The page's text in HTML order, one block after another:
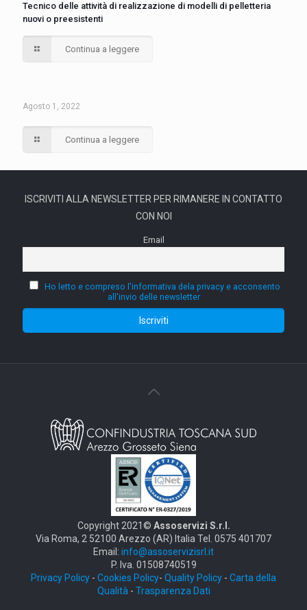
Tecnico delle attività di realizzazione di modelli di pelletteria
nuovi o preesistenti
Continua a leggere
Agosto 1, 2022
Continua a leggere
ISCRIVITI ALLA NEWSLETTER PER RIMANERE IN CONTATTO
CON NOI
Email
Ho letto e compreso l'informativa dela privacy e acconsento
all'invio delle newsletter
Copyright 2021© Assoservizi S.r.l.
Via Roma, 2 52100 Arezzo (AR) Italia Tel. 0575 401707
Email: info@assoservizisrl.it
P. Iva. 01508740519
Privacy Policy - Cookies Policy- Quality Policy - Carta della
Qualità - Trasparenza Dati